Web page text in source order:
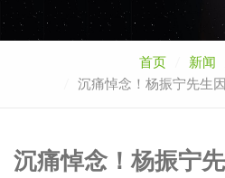
首页 新闻
沉痛悼念！杨振宁先生
沉痛悼念！杨振宁